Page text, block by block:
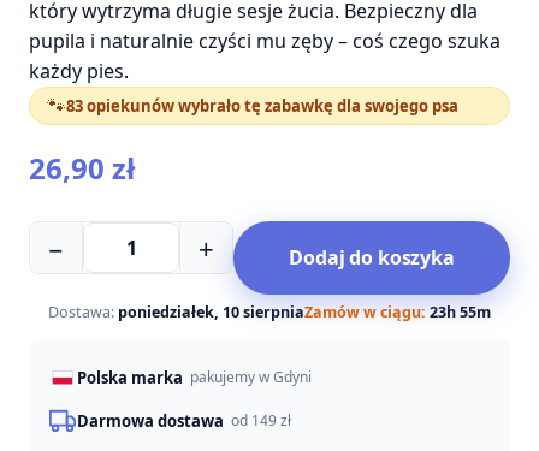
który wytrzyma długie sesje żucia. Bezpieczny dla
pupila i naturalnie czyści mu zęby – coś czego szuka
każdy pies.
🐾83 opiekunów wybrało tę zabawkę dla swojego psa
26,90 zł
−
ilość
Pluszowy
dla
psa
+ Dodaj do koszyka
Dostawa: poniedziałek, 10 sierpniaZamów w ciągu: 23h 55m
Polska marka pakujemy w Gdyni
Darmowa dostawa od 149 zł